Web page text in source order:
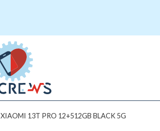
XIAOMI 13T PRO 12+512GB BLACK 5G